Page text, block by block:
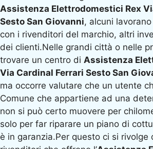
Assistenza Elettrodomestici Rex
Sesto San Giovanni, alcuni
con i rivenditori del marchio, altri
dei clienti.Nelle grandi città o nelle
trovare un centro di Assistenza
Via Cardinal Ferrari Sesto San
ma occorre valutare che un utente
Comune che appartiene ad una
non si può certo muovere per
solo per far riparare un piano di
è in garanzia.Per questo ci si rivolge